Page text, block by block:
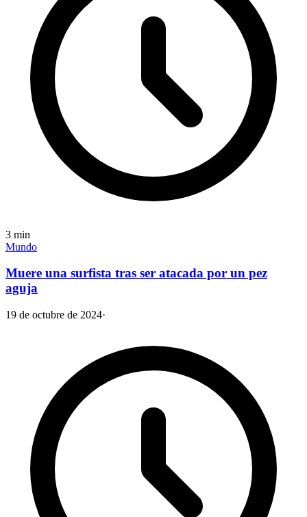
3 min
Mundo
Muere una surfista tras ser atacada por un pez
aguja
19 de octubre de 2024·